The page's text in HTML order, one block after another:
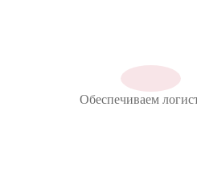
Обеспечиваем